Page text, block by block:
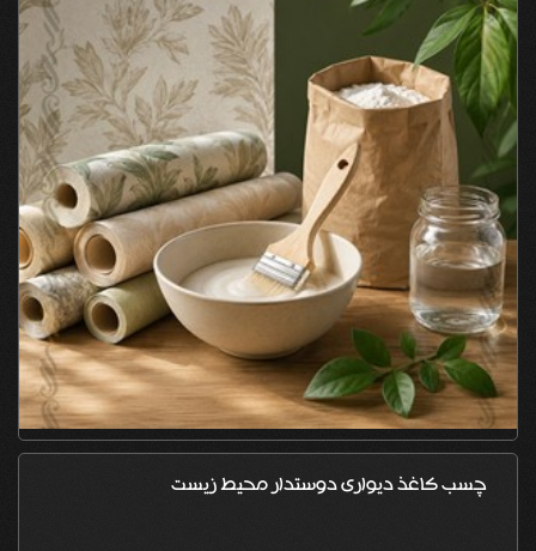
چسب کاغذ دیواری دوستدار محیط زیست